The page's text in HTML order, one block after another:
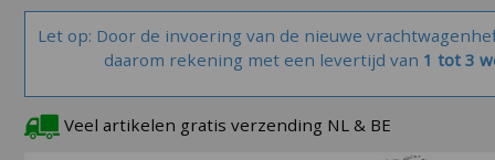
Let op: Door de invoering van de nieuwe
daarom rekening met een levertijd van 1 tot 3
Veel artikelen gratis verzending NL & BE